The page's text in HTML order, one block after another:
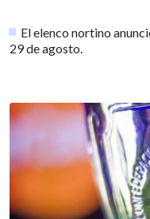
El elenco nortino
29 de agosto.